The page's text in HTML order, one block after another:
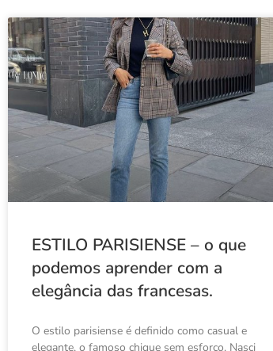
ESTILO PARISIENSE – o que
podemos aprender com a
elegância das francesas.
O estilo parisiense é definido como casual e
elegante, o famoso chique sem esforço. Nasci